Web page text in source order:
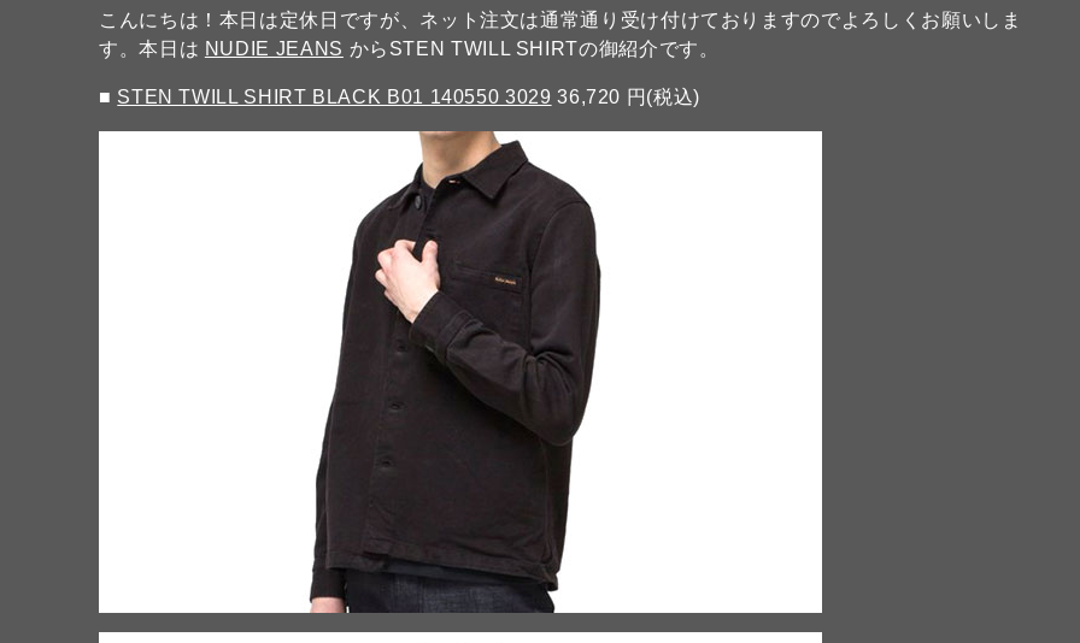
こんにちは！本日は定休日ですが、ネット注文は通常通り受け付けておりますのでよろしくお願いしま
す。本日は NUDIE JEANS からSTEN TWILL SHIRTの御紹介です。
■ STEN TWILL SHIRT BLACK B01 140550 3029 36,720 円(税込)